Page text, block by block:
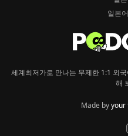
일본
세계최저가로 만나는 무제한 1:1 외
해
Made byyour